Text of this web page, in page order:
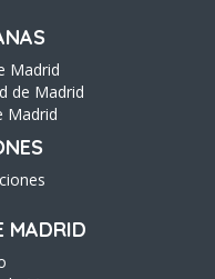
Madrid
de Madrid
Madrid
MADRID